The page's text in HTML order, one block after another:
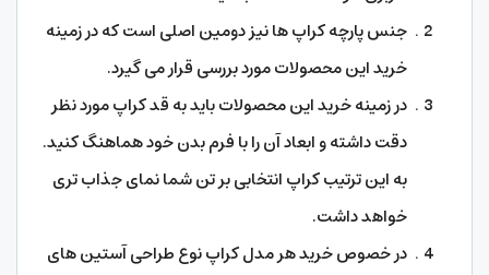
جنس پارچه کراپ ها نیز دومین اصلی است که در زمینه
خرید این محصولات مورد بررسی قرار می گیرد.
در زمینه خرید این محصولات باید به قد کراپ مورد نظر
دقت داشته و ابعاد آن را با فرم بدن خود هماهنگ کنید.
به این ترتیب کراپ انتخابی بر تن شما نمای جذاب تری
خواهد داشت.
در خصوص خرید هر مدل کراپ نوع طراحی آستین های